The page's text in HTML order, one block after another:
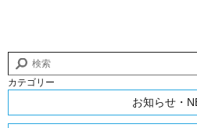
カテゴリー
お知らせ・